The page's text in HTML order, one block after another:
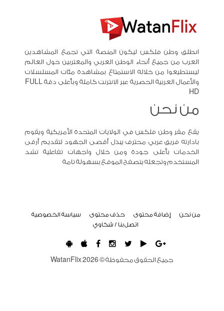
انطلق وطن فلكس ليكون المنصة التي تجمع المشاهدين
العرب من جميع أنحاء الوطن العربي والمغتربين حول العالم
ليستطيعوا من خلاله الاستمتاع بمشاهدة مئات المسلسلات
والأعمال العربية الحصرية عبر الانترنت كاملة وبأعلى دقة FULL
HD
من نحن
يقع مقر وطن فلكس في الولايات المتحدة الأمريكية ويقوم
بادارته فريق عربي محترف يبذل أقصى الجهود لتقديم أرقى
الخدمات بأعلى جودة ومن خلال واجهات تفاعلية تشد
المستخدم وتجعله يتصفح الموقع بسهولة تامة
من نحن إضافة محتوى حذف محتوى
سياسة الخصوصية
اتصل بنا / شكاوي
جميع الحقوق محفوظة © WatanFlix2026